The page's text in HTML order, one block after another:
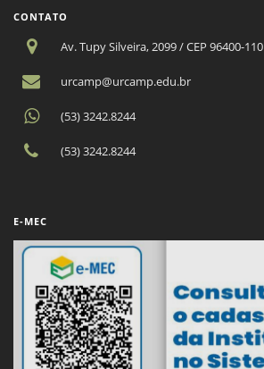
CONTATO
Av. Tupy Silveira, 2099 / CEP 96400-110
urcamp@urcamp.edu.br
(53) 3242.8244
(53) 3242.8244
E-MEC